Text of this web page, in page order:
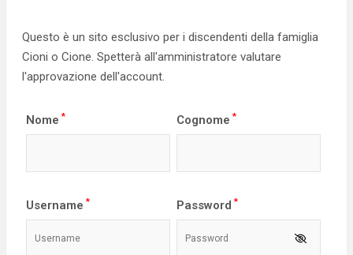
Questo è un sito esclusivo per i discendenti della famiglia
Cioni o Cione. Spetterà all'amministratore valutare
l'approvazione dell'account.
Nome * Cognome *
Username * Password *